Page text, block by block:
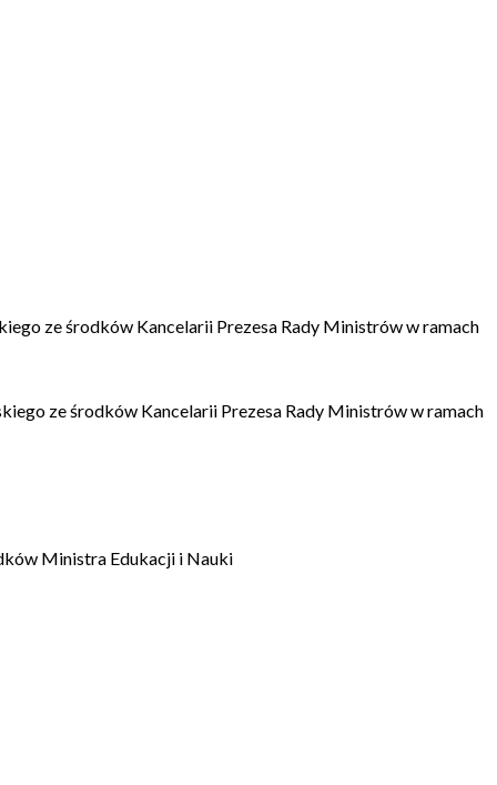
ze środków Kancelarii Prezesa Rady Ministrów w ramach
ze środków Kancelarii Prezesa Rady Ministrów w ramach
Ministra Edukacji i Nauki